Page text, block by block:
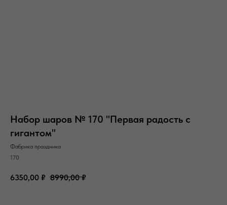
Набор шаров № 170 "Первая радость с
гигантом"
Фабрика праздника
170
6350,00 ₽ 8990,00 ₽